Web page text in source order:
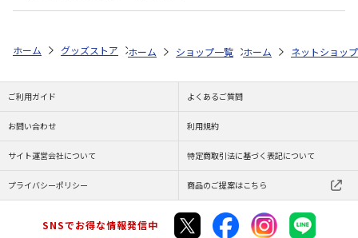
ホーム グッズストア 日付印 『イケメン戦国』くまたん日付印
ホーム ショップ一覧 ENGAWA 『イケメ
ホーム ネットショップ
ご利用ガイド よくあるご質問
お問い合わせ 利用規約
サイト運営会社について 特定商取引法に基づく表記について
プライバシーポリシー 商品のご提案はこちら
SNSでお得な情報発信中